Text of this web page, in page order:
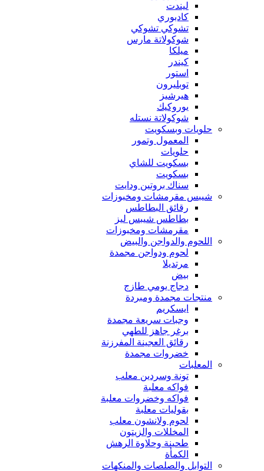
ليندت
كادبوري
تشوكي تشوكي
شوكولاتة مارس
ميلكا
كيندر
استور
توبليرون
هيرشيز
يوروكيك
شوكولاتة نستله
حلويات وبسكويت
المعمول وتمور
حلويات
بسكويت للشاي
بسكويت
سناك بروتين ودايت
شيبس مقرمشات ومخبوزات
رقائق البطاطس
بطاطس شيبس ليز
مقرمشات ومخبوزات
اللحوم والدواجن والبيض
لحوم ودواجن مجمدة
مرتديلا
بيض
دجاج يومي طازج
منتجات مجمدة ومبردة
ايسكريم
وجبات سريعة مجمدة
برغر جاهز للطهي
رقائق العجينة المفرزنة
خضروات مجمدة
المعلبات
تونة وسردين معلب
فواكه معلبة
فواكه وخضروات معلبة
بقوليات معلبة
لحوم ولانشون معلب
المخللات والزيتون
طحينة وحلاوة الرهش
الكمأة
التوابل والصلصات والمنكهات